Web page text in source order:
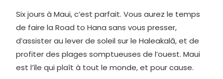
Six jours à Maui, c’est parfait. Vous aurez le temps
de faire la Road to Hana sans vous presser,
d’assister au lever de soleil sur le Haleakalā, et de
profiter des plages somptueuses de l’ouest. Maui
est l’île qui plaît à tout le monde, et pour cause.